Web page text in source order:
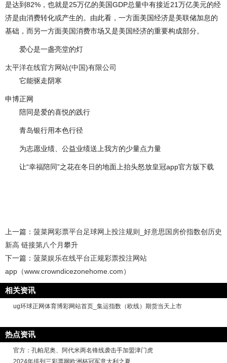
是达到82%，也就是25万亿的美国GDP总量中有接近21万亿美元的经
济是由消费转化或产生的。由此看，一方面美国经济是美联储加息的
基础，而另一方面美国消费市场又是美国经济的重要构成部分。
爱心是一盏亮堂的灯
太平洋在线官方网站(中国)有限公司
它能驱走阴寒
申博正网
陪同是爱的喜悦的践行
青岛银行用本色行径
为志愿业绩、公益业绩送上我方的少量点力量
让“幸福陪同”之花在冬日的地面上抬头怒放皇冠app官方版下载
上一篇： 菠菜网彩票平台足球网上投注规则_好意思国房价指数创历史
新高 链接第八个月攀升
下一篇： 菠菜娱乐在线平台正规彩票投注网站
app（www.crowndicezonehome.com）
相关资讯
ug环球正网体育博彩网站首页_集运指数（欧线）期货当天上市
热点资讯
官方：孔帕尼奥、阿代米两名锋线袭击手加盟津门虎